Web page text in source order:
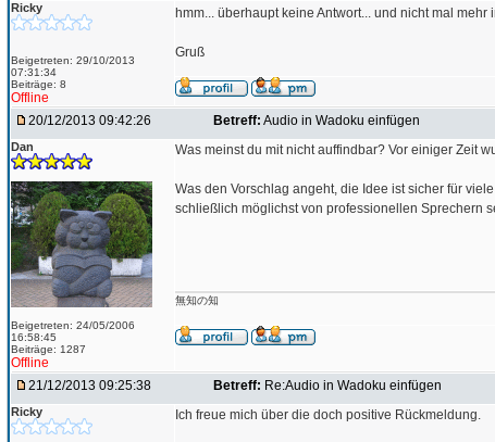
Ricky
Beigetreten: 29/10/2013
07:31:34
Beiträge: 8
Offline
hmm... überhaupt keine Antwort... und nicht mal
Gruß
20/12/2013 09:42:26 Betreff: Audio in Wadoku einfügen
Dan
Beigetreten: 24/05/2006
16:58:45
Beiträge: 1287
Offline
Was meinst du mit nicht auffindbar? Vor einiger Zeit
Was den Vorschlag angeht, die Idee ist sicher für
schließlich möglichst von professionellen Sprechern
無知の知
21/12/2013 09:25:38 Betreff: Re:Audio in Wadoku einfügen
Ricky Ich freue mich über die doch positive Rückmeldung.